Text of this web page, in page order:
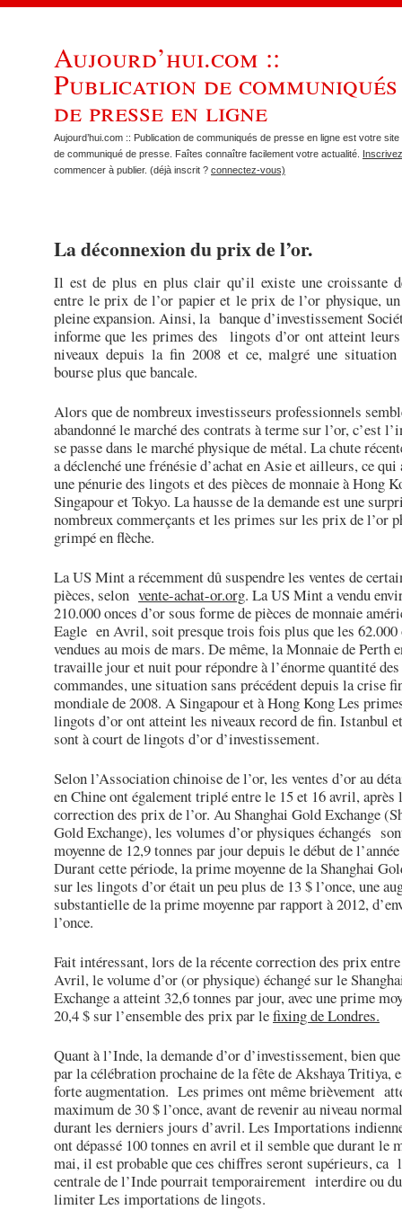
Aujourd’hui.com ::
Publication de communiqués
de presse en ligne
Aujourd’hui.com :: Publication de communiqués de presse en ligne est votre site
de communiqué de presse. Faîtes connaître facilement votre actualité.
commencer à publier. (déjà inscrit ? connectez-vous)
La déconnexion du prix de l’or.
Il est de plus en plus clair qu’il existe une croissante
entre le prix de l’or papier et le prix de l’or physique,
pleine expansion. Ainsi, la banque d’investissement
informe que les primes des lingots d’or ont atteint
niveaux depuis la fin 2008 et ce, malgré une
bourse plus que bancale.
Alors que de nombreux investisseurs professionnels
abandonné le marché des contrats à terme sur l’or, c’est
se passe dans le marché physique de métal. La chute
a déclenché une frénésie d’achat en Asie et ailleurs, ce qui
une pénurie des lingots et des pièces de monnaie à Hong
Singapour et Tokyo. La hausse de la demande est une
nombreux commerçants et les primes sur les prix de l’or
grimpé en flèche.
La US Mint a récemment dû suspendre les ventes de
pièces, selon vente-achat-or.org. La US Mint a vendu
210.000 onces d’or sous forme de pièces de monnaie
Eagle en Avril, soit presque trois fois plus que les 62.000
vendues au mois de mars. De même, la Monnaie de Perth
travaille jour et nuit pour répondre à l’énorme quantité des
commandes, une situation sans précédent depuis la crise
mondiale de 2008. A Singapour et à Hong Kong Les
lingots d’or ont atteint les niveaux record de fin. Istanbul
sont à court de lingots d’or d’investissement.
Selon l’Association chinoise de l’or, les ventes d’or au
en Chine ont également triplé entre le 15 et 16 avril, après
correction des prix de l’or. Au Shanghai Gold Exchange
Gold Exchange), les volumes d’or physiques échangés
moyenne de 12,9 tonnes par jour depuis le début de
Durant cette période, la prime moyenne de la Shanghai
sur les lingots d’or était un peu plus de 13 $ l’once, une
substantielle de la prime moyenne par rapport à 2012,
l’once.
Fait intéressant, lors de la récente correction des prix
Avril, le volume d’or (or physique) échangé sur le
Exchange a atteint 32,6 tonnes par jour, avec une prime
20,4 $ sur l’ensemble des prix par lefixing de Londres.
Quant à l’Inde, la demande d’or d’investissement, bien
par la célébration prochaine de la fête de Akshaya Tritiya,
forte augmentation. Les primes ont même brièvement
maximum de 30 $ l’once, avant de revenir au niveau
durant les derniers jours d’avril. Les Importations
ont dépassé 100 tonnes en avril et il semble que durant le
mai, il est probable que ces chiffres seront supérieurs, ca
centrale de l’Inde pourrait temporairement interdire ou
limiter Les importations de lingots.